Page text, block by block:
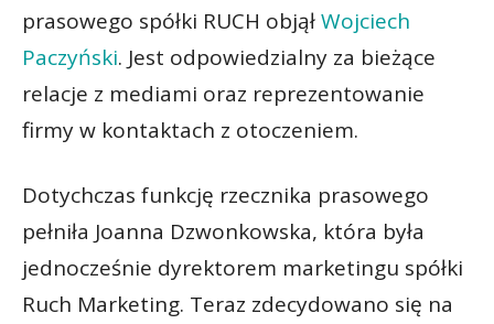
prasowego spółki RUCH objąłWojciech
Paczyński. Jest odpowiedzialny za bieżące
relacje z mediami oraz reprezentowanie
firmy w kontaktach z otoczeniem.
Dotychczas funkcję rzecznika prasowego
pełniła Joanna Dzwonkowska, która była
jednocześnie dyrektorem marketingu spółki
Ruch Marketing. Teraz zdecydowano się na